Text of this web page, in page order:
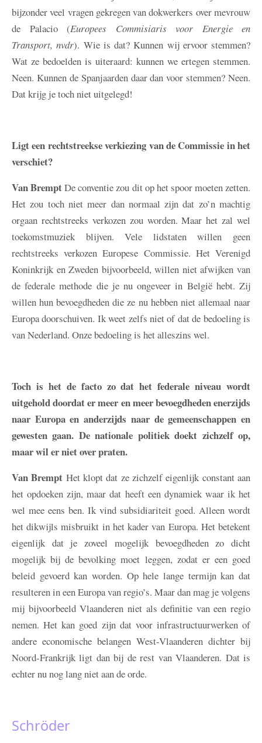
bijzonder veel vragen gekregen van dokwerkers over mevrouw
de Palacio (Europees Commisiaris voor Energie en
Transport, nvdr). Wie is dat? Kunnen wij ervoor stemmen?
Wat ze bedoelden is uiteraard: kunnen we ertegen stemmen.
Neen. Kunnen de Spanjaarden daar dan voor stemmen? Neen.
Dat krijg je toch niet uitgelegd!
Ligt een rechtstreekse verkiezing van de Commissie in het
verschiet?
Van BremptDe conventie zou dit op het spoor moeten zetten.
Het zou toch niet meer dan normaal zijn dat zo’n machtig
orgaan rechtstreeks verkozen zou worden. Maar het zal wel
toekomstmuziek blijven. Vele lidstaten willen geen
rechtstreeks verkozen Europese Commissie. Het Verenigd
Koninkrijk en Zweden bijvoorbeeld, willen niet afwijken van
de federale methode die je nu ongeveer in België hebt. Zij
willen hun bevoegdheden die ze nu hebben niet allemaal naar
Europa doorschuiven. Ik weet zelfs niet of dat de bedoeling is
van Nederland. Onze bedoeling is het alleszins wel.
Toch is het de facto zo dat het federale niveau wordt
uitgehold doordat er meer en meer bevoegdheden enerzijds
naar Europa en anderzijds naar de gemeenschappen en
gewesten gaan. De nationale politiek doekt zichzelf op,
maar wil er niet over praten.
Van Brempt Het klopt dat ze zichzelf eigenlijk constant aan
het opdoeken zijn, maar dat heeft een dynamiek waar ik het
wel mee eens ben. Ik vind subsidiariteit goed. Alleen wordt
het dikwijls misbruikt in het kader van Europa. Het betekent
eigenlijk dat je zoveel mogelijk bevoegdheden zo dicht
mogelijk bij de bevolking moet leggen, zodat er een goed
beleid gevoerd kan worden. Op hele lange termijn kan dat
resulteren in een Europa van regio’s. Maar dan mag je volgens
mij bijvoorbeeld Vlaanderen niet als definitie van een regio
nemen. Het kan goed zijn dat voor infrastructuurwerken of
andere economische belangen West-Vlaanderen dichter bij
Noord-Frankrijk ligt dan bij de rest van Vlaanderen. Dat is
echter nu nog lang niet aan de orde.
Schröder